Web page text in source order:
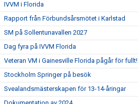
IVVM i Florida
Rapport från Förbundsårsmötet i Karlstad
SM på Sollentunavallen 2027
Dag fyra på IVVM Florida
Veteran VM i Gainesville Florida pågår för fullt!
Stockholm Springer på besök
Svealandsmästerskapen för 13-14-åringar